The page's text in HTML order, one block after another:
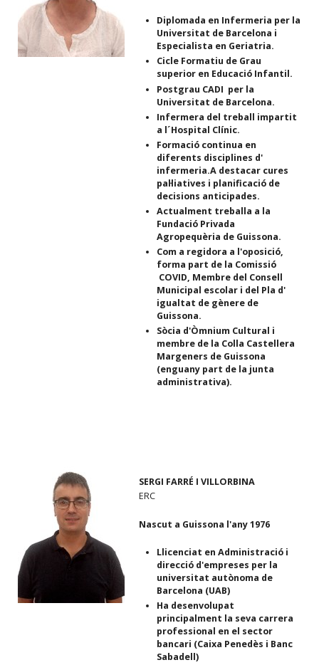
Diplomada en Infermeria per la
Universitat de Barcelona i
Especialista en Geriatria.
Cicle Formatiu de Grau
superior en Educació Infantil.
Postgrau CADI per la
Universitat de Barcelona.
Infermera del treball impartit
a l´Hospital Clínic.
Formació continua en
diferents disciplines d'
infermeria.A destacar cures
pal·liatives i planificació de
decisions anticipades.
Actualment treballa a la
Fundació Privada
Agropequèria de Guissona.
Com a regidora a l'oposició,
forma part de la Comissió
COVID, Membre del Consell
Municipal escolar i del Pla d'
igualtat de gènere de
Guissona.
Sòcia d'Òmnium Cultural i
membre de la Colla Castellera
Margeners de Guissona
(enguany part de la junta
administrativa).
SERGI FARRÉ I VILLORBINA
ERC
Nascut a Guissona l'any 1976
Llicenciat en Administració i
direcció d'empreses per la
universitat autònoma de
Barcelona (UAB)
Ha desenvolupat
principalment la seva carrera
professional en el sector
bancari (Caixa Penedès i Banc
Sabadell)